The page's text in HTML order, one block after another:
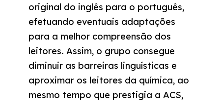
original do inglês para o português,
efetuando eventuais adaptações
para a melhor compreensão dos
leitores. Assim, o grupo consegue
diminuir as barreiras linguísticas e
aproximar os leitores da química, ao
mesmo tempo que prestigia a ACS,